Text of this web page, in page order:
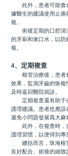
此外，患者可能會在
據醫生的建議使用止
複。
術後定期的口腔清潔
的牙刷和漱口水，以
複。
4、定期複查
根管治療後，患者應
效果，監測牙齒的恢
及時返回醫院就診。
定期複查還有助于保
護理建議。患者也應該
避免小問題發展爲大麻
此外，在複查時，患
護理習慣，以便得到專
總括而言，珠海根管
良好配合、術後的細